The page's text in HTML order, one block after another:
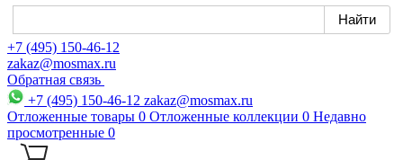
+7 (495) 150-46-12
zakaz@mosmax.ru
Обратная связь
+7 (495) 150-46-12 zakaz@mosmax.ru
Отложенные товары 0 Отложенные коллекции 0 Недавно
просмотренные 0